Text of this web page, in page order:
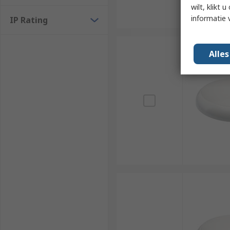
IP Rating
wilt, klikt u
informatie